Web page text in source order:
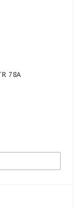
11.00-20 TUBE Speedways TR 78A